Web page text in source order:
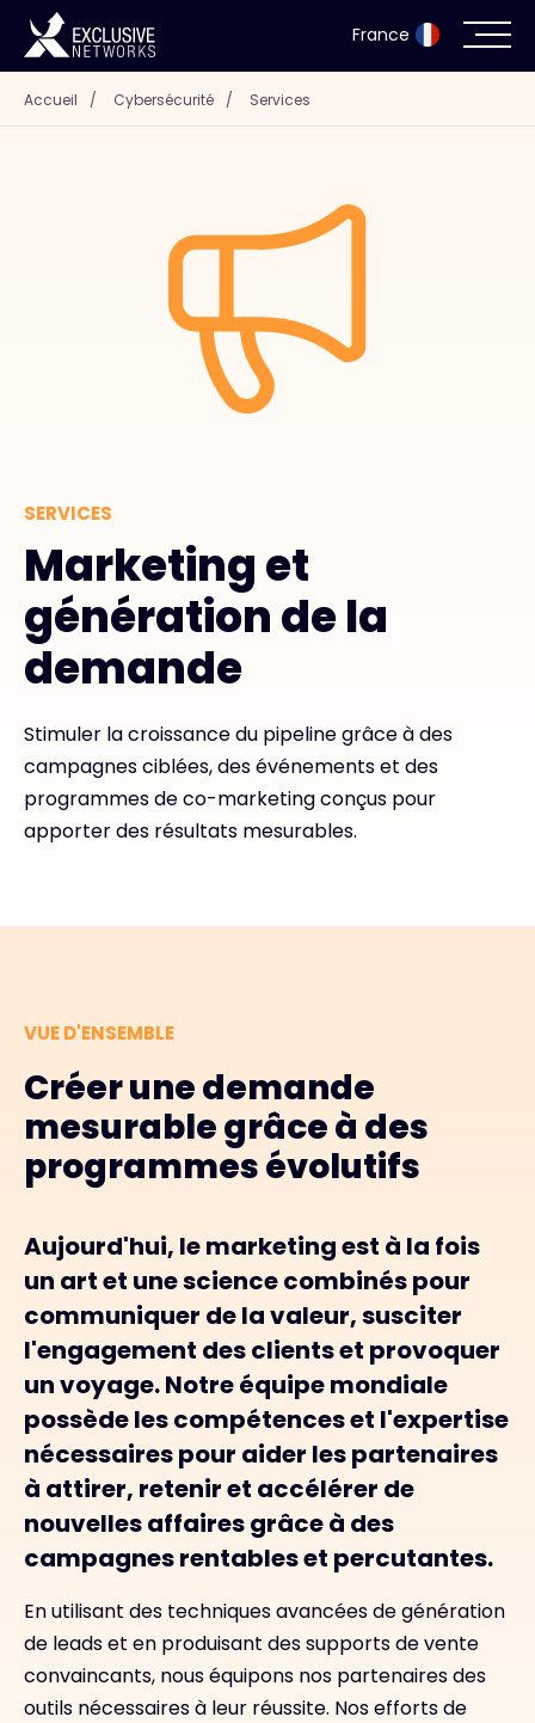
France
Cybersécurité
Exclusive Access - En savoir plus
Contact
#weareexclusive
Accueil / Cybersécurité / Services
SERVICES
Marketing et
génération de la
demande
Stimuler la croissance du pipeline grâce à des
campagnes ciblées, des événements et des
programmes de co-marketing conçus pour
apporter des résultats mesurables.
VUE D'ENSEMBLE
Créer une demande
mesurable grâce à des
programmes évolutifs
Aujourd'hui, le marketing est à la fois
un art et une science combinés pour
communiquer de la valeur, susciter
l'engagement des clients et provoquer
un voyage. Notre équipe mondiale
possède les compétences et l'expertise
nécessaires pour aider les partenaires
à attirer, retenir et accélérer de
nouvelles affaires grâce à des
campagnes rentables et percutantes.
En utilisant des techniques avancées de génération
de leads et en produisant des supports de vente
convaincants, nous équipons nos partenaires des
outils nécessaires à leur réussite. Nos efforts de